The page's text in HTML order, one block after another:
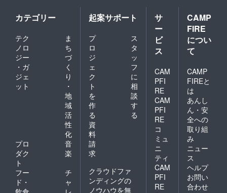
てい
て、
BRCを
愛する
ライ
ダー、
スケー
よ！と
いう自
己ア
ピール
につな
げるも
のです
カテゴリー
テク
ノロ
ジー
・ガ
ジェ
ット
ま
ち
づ
く
り
・
地
域
活
性
化
プロ
ダク
ト
音
楽
フー
ド・
チ
ャ
起案サポート
プ
ロ
ジ
ェ
ク
ト
を
作
る
ス
タ
ッ
フ
に
相
談
す
る
資
料
請
求
クラウドファ
ンディングの
ノウハウを無
サ
ー
ビ
ス
CAM
PFI
RE
CAM
PFI
RE
コ
ミュ
ニ
ティ
CAM
PFI
RE
CAMP
FIRE
につい
て
CAMP
FIREと
は
あんし
ん・安
全への
取り組
み
ニュー
ス
ヘルプ
お問い
合わせ